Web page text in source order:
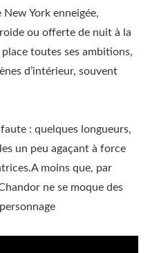
New York enneigée,
ou offerte de nuit à la
toutes ses ambitions,
d’intérieur, souvent
: quelques longueurs,
un peu agaçant à force
moins que, par
ne se moque des